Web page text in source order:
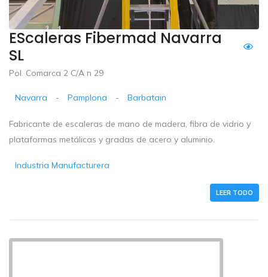
EScaleras Fibermad Navarra
SL
Pol. Comarca 2 C/A n 29
Navarra - Pamplona - Barbatain
Fabricante de escaleras de mano de madera, fibra de vidrio y
plataformas metálicas y gradas de acero y aluminio.
Industria Manufacturera
LEER TODO